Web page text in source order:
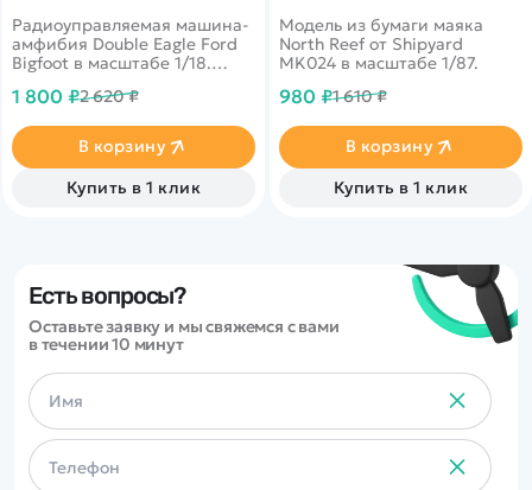
Радиоуправляемая машина-
амфибия Double Eagle Ford
Bigfoot в масштабе 1/18.
конструкция. Надежный
технологии.
1 800 ₽2 620 ₽
В корзину
Купить в 1 клик
Модель из бумаги маяка
North Reef от Shipyard
MK024 в масштабе 1/87.
980 ₽1 610 ₽
В корзину
Купить в 1 клик
Есть вопросы?
Оставьте заявку и мы свяжемся с вами
в течении 10 минут